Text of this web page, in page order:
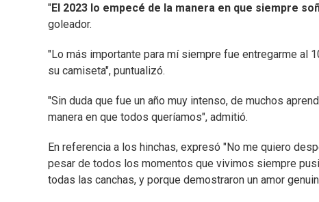
"El 2023 lo empecé de la manera en que siempre
goleador.
"Lo más importante para mí siempre fue entregarme al
su camiseta", puntualizó.
"Sin duda que fue un año muy intenso, de muchos
manera en que todos queríamos", admitió.
En referencia a los hinchas, expresó "No me quiero
pesar de todos los momentos que vivimos siempre
todas las canchas, y porque demostraron un amor